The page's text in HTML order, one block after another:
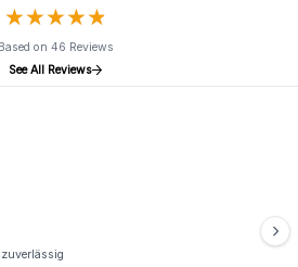
★★★★★
★★★★★
Based on 46 Reviews
See All Reviews